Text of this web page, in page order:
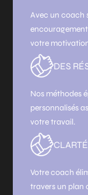
Avec un coach
votre
DES
Nos méthodes
personnalisés
votre travail.
Votre coach
travers un plan